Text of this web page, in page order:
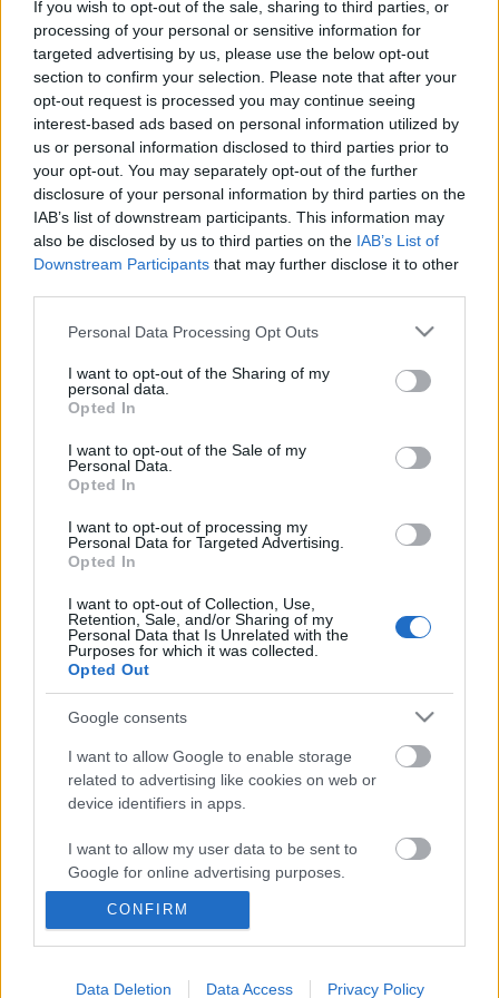
If you wish to opt-out of the sale, sharing to third parties, or
processing of your personal or sensitive information for
targeted advertising by us, please use the below opt-out
section to confirm your selection. Please note that after your
opt-out request is processed you may continue seeing
interest-based ads based on personal information utilized by
us or personal information disclosed to third parties prior to
your opt-out. You may separately opt-out of the further
disclosure of your personal information by third parties on the
IAB’s list of downstream participants. This information may
also be disclosed by us to third parties on the IAB’s List of
Downstream Participants that may further disclose it to other
Please note that this website/app uses one or more Google
not limited to your visit or usage behaviour. You may click to
grant or deny consent to Google and its third-party tags to
use your data for below specified purposes in below Google
consent section.
Personal Data Processing Opt Outs
I want to opt-out of the Sharing of my
personal data.
Opted In
I want to opt-out of the Sale of my
Personal Data.
Opted In
I want to opt-out of processing my
Personal Data for Targeted Advertising.
Opted In
I want to opt-out of Collection, Use,
Retention, Sale, and/or Sharing of my
Personal Data that Is Unrelated with the
Purposes for which it was collected.
Opted Out
Google consents
I want to allow Google to enable storage
related to advertising like cookies on web or
device identifiers in apps.
I want to allow my user data to be sent to
Google for online advertising purposes.
I want to allow Google to send me
personalized advertising.
I want to allow Google to enable storage
CONFIRM
Data Deletion Data Access Privacy Policy
2011. október 20-26. közt kerül megrendezésre a
BALKÁNTURISZT autós rali- és buszos kalandtúra a
Csáki Tibor vezette BeerTeam és Pétery Szabolcs
szervezésében. A tájékozódási ralik világában, 2011-
ben új irányvonalat céloztak meg, eszerint
Magyarország egyik legnagyobb…
Paprikás Csirke az Északi-fokon / Az
Extrém Szakács 11. főzése
Önállósult projektünk, az "Extrém Szakács" a 11.
extrém Paprikás csirke főzését július 11-én az
Északi-fokon valósította meg, hogy ezzel tovább
népszerűsödjön a magyar konyha és kultúra a
világban. Az esemény az I. Budapest-Nordkapp
autós tájékozódási rali…
Budapest - Csernobil futam, paprikás
csirkével
•2010. január 09.
A Lucullus BT különönálló projektje, az "Extrém
Szakács" 2010. január 2-9. közt Erdélybe,
Romániába, Moldovába és az el nem ismert
kommunista Transz Dnyeszteri köztársaságba
kalauzolta az érdeklődőket. Az Extrém Szakács,
Turóczi Gábor sikeresen véghezvitte a 9.…
Dinner in the Sky - a Városliget felett
lógtunk...